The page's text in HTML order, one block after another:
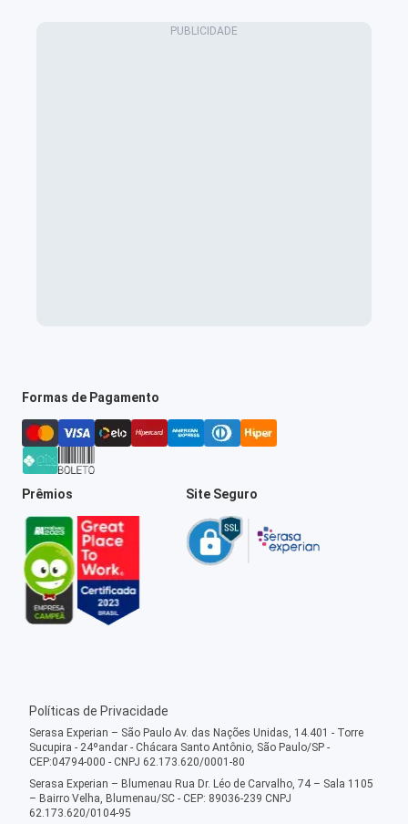
Formas de Pagamento
Prêmios Site Seguro
Políticas de Privacidade
Serasa Experian – São Paulo Av. das Nações Unidas, 14.401 - Torre
Sucupira - 24ºandar - Chácara Santo Antônio, São Paulo/SP -
CEP:04794-000 - CNPJ 62.173.620/0001-80
Serasa Experian – Blumenau Rua Dr. Léo de Carvalho, 74 – Sala 1105
– Bairro Velha, Blumenau/SC - CEP: 89036-239 CNPJ
62.173.620/0104-95